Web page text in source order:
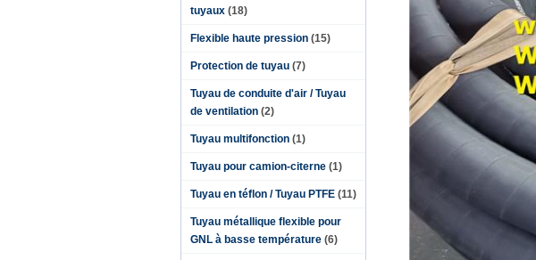
tuyaux (18)
Flexible haute pression (15)
Protection de tuyau (7)
Tuyau de conduite d'air / Tuyau
de ventilation (2)
Tuyau multifonction (1)
Tuyau pour camion-citerne (1)
Tuyau en téflon / Tuyau PTFE (11)
Tuyau métallique flexible pour
GNL à basse température (6)